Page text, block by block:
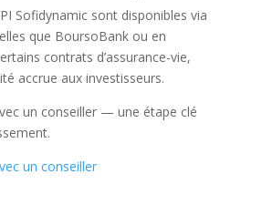
Sofidynamic sont disponibles via
que BoursoBank ou en
contrats d’assurance-vie,
accrue aux investisseurs.
un conseiller — une étape clé
un conseiller